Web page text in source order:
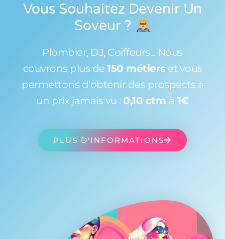
Vous Souhaitez Devenir Un
Soveur ?
Plombier, DJ, Coiffeurs... Nous
couvrons plus de 150 métiers et vous
permettons d'obtenir des prospects à
un prix jamais vu : 0,10 ctm à 1€
PLUS D'INFORMATIONS